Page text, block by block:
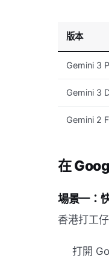
版本
Gemini 3
Gemini 3
Gemini 2
在
場景一：
香港打工
打開